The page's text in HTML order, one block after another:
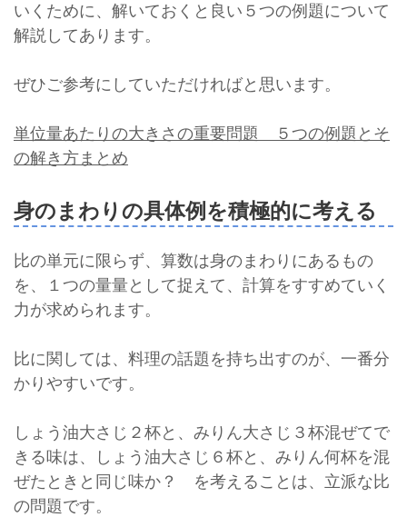
いくために、解いておくと良い５つの例題について
解説してあります。
ぜひご参考にしていただければと思います。
単位量あたりの大きさの重要問題 ５つの例題とそ
の解き方まとめ
身のまわりの具体例を積極的に考える
比の単元に限らず、算数は身のまわりにあるもの
を、１つの量量として捉えて、計算をすすめていく
力が求められます。
比に関しては、料理の話題を持ち出すのが、一番分
かりやすいです。
しょう油大さじ２杯と、みりん大さじ３杯混ぜてで
きる味は、しょう油大さじ６杯と、みりん何杯を混
ぜたときと同じ味か？ を考えることは、立派な比
の問題です。